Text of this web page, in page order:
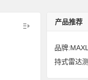
产品推荐
品牌
持式雷达